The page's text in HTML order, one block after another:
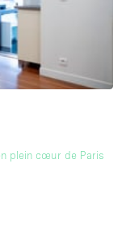
plein cœur de Paris